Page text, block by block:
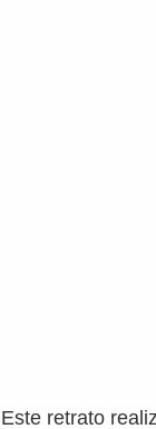
Este retrato